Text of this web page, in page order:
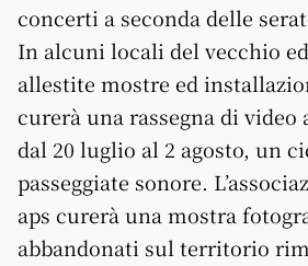
concerti a seconda delle
In alcuni locali del vecchio
allestite mostre ed
curerà una rassegna di video
dal 20 luglio al 2 agosto, un
passeggiate sonore.
aps curerà una mostra
abbandonati sul territorio